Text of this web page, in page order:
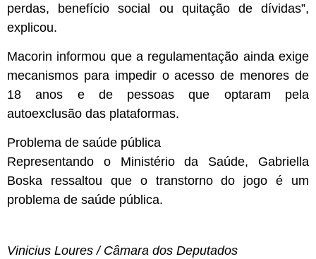
perdas, benefício social ou quitação de dívidas”,
explicou.
Macorin informou que a regulamentação ainda exige
mecanismos para impedir o acesso de menores de
18 anos e de pessoas que optaram pela
autoexclusão das plataformas.
Problema de saúde pública
Representando o Ministério da Saúde, Gabriella
Boska ressaltou que o transtorno do jogo é um
problema de saúde pública.
Vinicius Loures / Câmara dos Deputados